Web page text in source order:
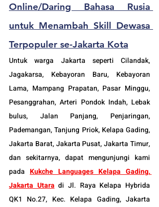
Online/Daring Bahasa Rusia
untuk Menambah Skill Dewasa
Terpopuler se-Jakarta Kota
Untuk warga Jakarta seperti Cilandak,
Jagakarsa, Kebayoran Baru, Kebayoran
Lama, Mampang Prapatan, Pasar Minggu,
Pesanggrahan, Arteri Pondok Indah, Lebak
bulus, Jalan Panjang, Penjaringan,
Pademangan, Tanjung Priok, Kelapa Gading,
Jakarta Barat, Jakarta Pusat, Jakarta Timur,
dan sekitarnya, dapat mengunjungi kami
pada Kukche Languages Kelapa Gading,
Jakarta Utara di Jl. Raya Kelapa Hybrida
QK1 No.27, Kec. Kelapa Gading, Jakarta